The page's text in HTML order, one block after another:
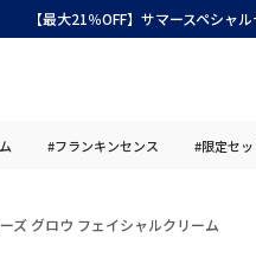
【最大21％OFF】サマースペシャ
#フランキンセンス #限定セッ
ズ グロウ フェイシャルクリーム